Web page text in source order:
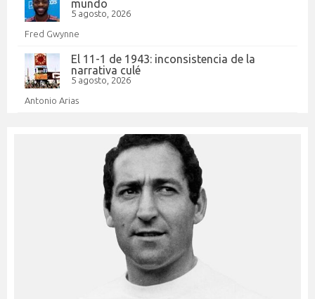
mundo
5 agosto, 2026
Fred Gwynne
El 11-1 de 1943: inconsistencia de la
narrativa culé
5 agosto, 2026
Antonio Arias